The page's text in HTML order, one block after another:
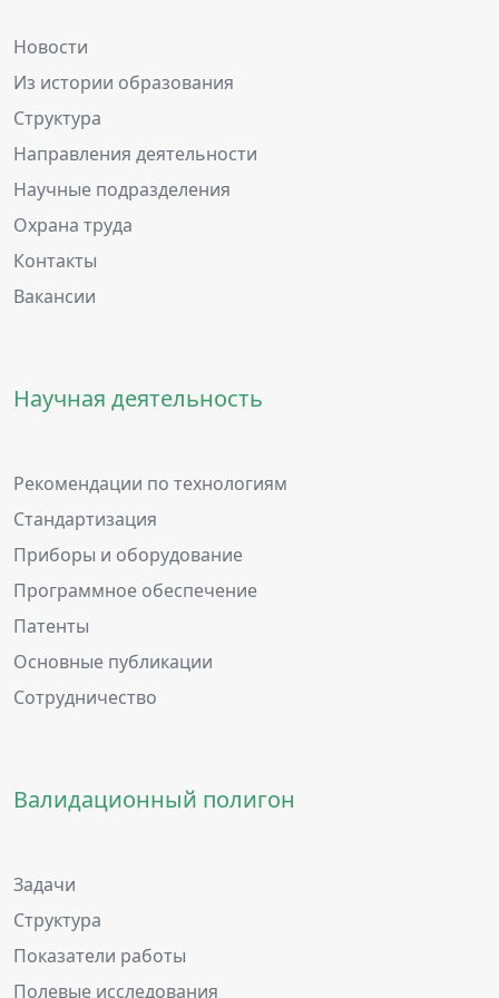
Новости
Из истории образования
Структура
Направления деятельности
Научные подразделения
Охрана труда
Контакты
Вакансии
Научная деятельность
Рекомендации по технологиям
Стандартизация
Приборы и оборудование
Программное обеспечение
Патенты
Основные публикации
Сотрудничество
Валидационный полигон
Задачи
Структура
Показатели работы
Полевые исследования